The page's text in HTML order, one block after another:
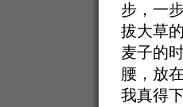
步，一
拔大草
麦子的
腰，放
我真得